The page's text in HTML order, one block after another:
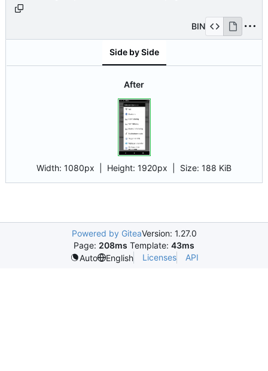
BIN
Side by Side
After
Width: 1080px | Height: 1920px Size: 188 KiB
Powered by GiteaVersion: 1.27.0
Page: 208ms Template: 43ms
Auto
English Licenses API